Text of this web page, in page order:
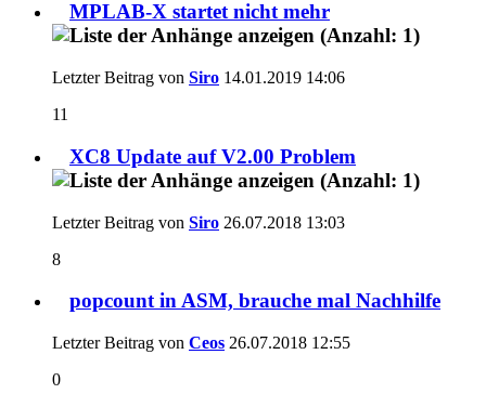
MPLAB-X startet nicht mehr
Letzter Beitrag von Siro 14.01.2019 14:06
11
XC8 Update auf V2.00 Problem
Letzter Beitrag von Siro 26.07.2018 13:03
8
popcount in ASM, brauche mal Nachhilfe
Letzter Beitrag von Ceos 26.07.2018 12:55
0